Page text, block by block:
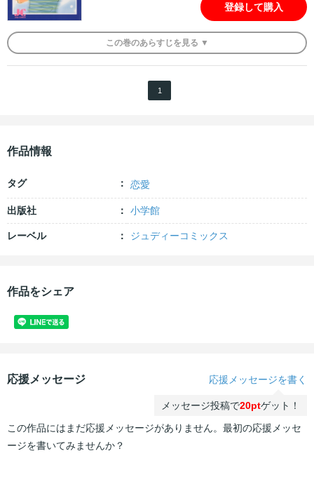
登録して購入
この巻のあらすじを 見る ▼
1
作品情報
タグ 恋愛
出版社 小学館
レーベル ジュディーコミックス
作品をシェア
応援メッセージ 応援メッセージを書く
メッセージ投稿で20ptゲット！
この作品にはまだ応援メッセージがありません。最初の応援メッセ
ージを書いてみませんか？